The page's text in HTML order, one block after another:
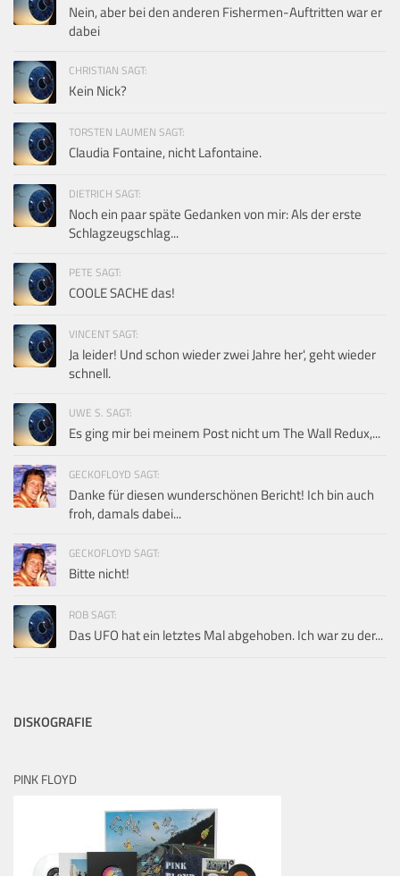
Nein, aber bei den anderen Fishermen-Auftritten war er
dabei
CHRISTIAN SAGT:
Kein Nick?
TORSTEN LAUMEN SAGT:
Claudia Fontaine, nicht Lafontaine.
DIETRICH SAGT:
Noch ein paar späte Gedanken von mir: Als der erste
Schlagzeugschlag...
PETE SAGT:
COOLE SACHE das!
VINCENT SAGT:
Ja leider! Und schon wieder zwei Jahre her', geht wieder
schnell.
UWE S. SAGT:
Es ging mir bei meinem Post nicht um The Wall Redux,...
GECKOFLOYD SAGT:
Danke für diesen wunderschönen Bericht! Ich bin auch
froh, damals dabei...
GECKOFLOYD SAGT:
Bitte nicht!
ROB SAGT:
Das UFO hat ein letztes Mal abgehoben. Ich war zu der...
DISKOGRAFIE
PINK FLOYD